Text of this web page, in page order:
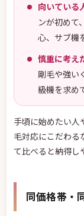
向いている
ンが初めて
心、サブ機
慎重に考え
剛毛や強い
級機を求め
手頃に始めたい人
毛対応にこだわる
て比べると納得し
同価格帯・